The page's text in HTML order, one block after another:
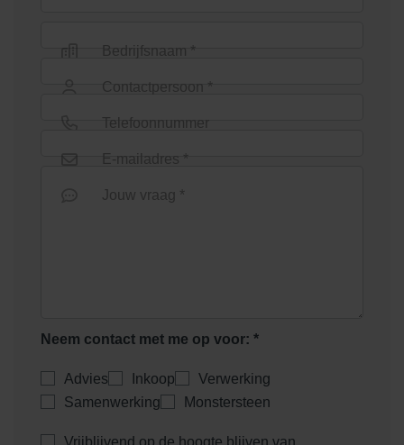
Bedrijfsnaam *
Contactpersoon *
Telefoonnummer
E-mailadres *
Jouw vraag *
Neem contact met me op voor: *
Advies Inkoop
Verwerking
Samenwerking
Monstersteen
Vrijblijvend op de hoogte blijven van